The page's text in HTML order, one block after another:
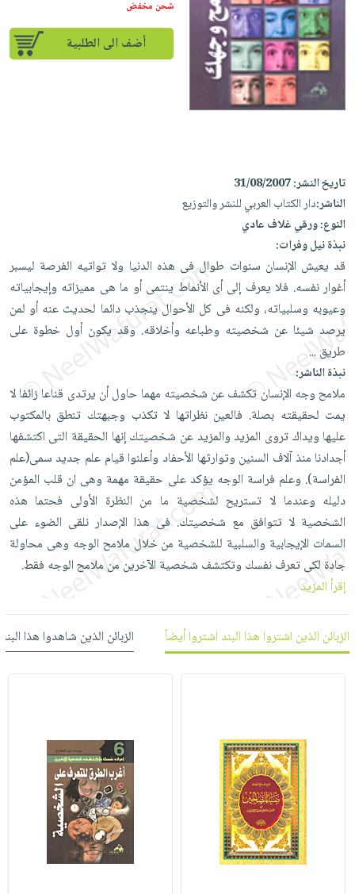
إختياراتنا
كتب
أكاديمية
صندوق
القراءة
iKitab
بلا
حدود
أسئلة
يتكرر
iKitab
على
Android
تحميل
iKitab
على
Apple
أسئلة
يتكرر
طرحها
تحميل
masmu3
masmu3
على
Apple
المواضيع
الأكثر
مبيعاً
وسائل
تعليمية
جوائز
تعليمية
الصحة
والعناية
الشخصية
أجهزة
العناية
الشخصية
العناية
وتصفيف
الشعر
العناية
بالجسم
العناية
الحمية
والتغذية
المطبخ
والسفرة
جديد
الكل
أواني
الطهي
أدوات
الخبز
أدوات
المائدة
الأوعية
والتخزين
أدوات
المطبخ
متجر
الهدايا
أقسام
الأكثر
العودة
للمدارس
اكسسوارات
كتب
اكسسوارات
منزلية
اكسسوارات
ملابس
مطرزات
حلي
عناية
أطفال
مناسبات
شحن
مجاني
بنود
مختارة
اشتراكات
كل
الاشتراكات
صندوق
القراءة
iKitab
بلا
حدود
بحث
متقدم
نيل
عن
الشركة
سياسة
أسئلة
طرحها
خدمات
وفرات
حسابك
لائحة
التسوق
الإصدارات
شحن مخفض
أضف الى الطلبية
تاريخ النشر:31/08/2007
الناشر:دار الكتاب العربي للنشر والتوزيع
النوع:ورقي غلاف عادي
نبذة نيل وفرات:
قد يعيش الإنسان سنوات طوال فى هذه الدنيا ولا تواتيه الفرصة ليسبر
أغوار نفسه. فلا يعرف إلى أى الأنماط ينتمى أو ما هى مميزاته وإيجابياته
وعيوبه وسلبياته، ولكنه فى كل الأحوال ينجذب دائما لحديث عنه أو لمن
يرصد شيئا عن شخصيته وطباعه وأخلاقه. وقد يكون أول خطوة على
طريق...
نبذة الناشر:
ملامح وجه الإنسان تكشف عن شخصيته مهما حاول أن يرتدى قناعا زائفا لا
يمت لحقيقته بصلة. فالعين نظراتها لا تكذب وجبهتك تنطق بالمكتوب
عليها ويداك تروى المزيد والمزيد عن شخصيتك إنها الحقيقة التى اكتشفها
أجدادنا منذ آلاف السنين وتوارثها الأحفاد وأعلنوا قيام علم جديد سمى(علم
الفراسة). وعلم فراسة الوجه يؤكد على حقيقة مهمة وهى ان قلب المؤمن
دليله وعندما لا تستريح لشخصية ما من النظرة الأولى فحتما هذه
الشخصية لا تتوافق مع شخصيتك. فى هذا الإصدار نلقى الضوء على
السمات الإيجابية والسلبية للشخصية من خلال ملامح الوجه وهى محاولة
جادة لكى تعرف نفسك وتكتشف شخصية الآخرين من ملامح الوجه فقط.
إقرأ المزيد
الزبائن الذين اشتروا هذا البند اشتروا أيضاً الزبائن الذين شاهدوا هذا